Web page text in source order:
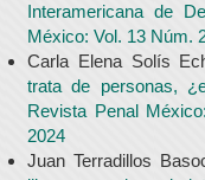
Interamericana de
México: Vol. 13 Núm.
Carla Elena Solís
trata de personas,
Revista Penal
2024
Juan Terradillos